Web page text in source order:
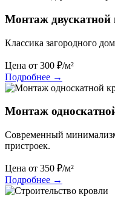
Монтаж
Классика загородного
Цена от 300 ₽/м²
Подробнее →
Монтаж
Современный
пристроек.
Цена от 350 ₽/м²
Подробнее →